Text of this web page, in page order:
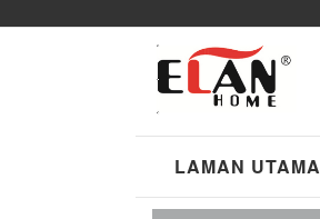
LAMAN UTAMA